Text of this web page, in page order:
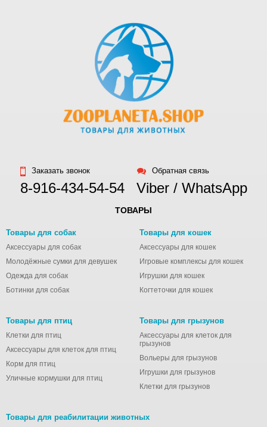
соответствующие
наградой фабрике из
свежих канадских
качества. Это значит,
что ваш пес будет
и прекрасной
формой.
Заказать звонок
8-916-434-54-54
Обратная связь
Viber / WhatsApp
ТОВАРЫ
Товары для собак
Аксессуары для собак
Молодёжные сумки для девушек
Одежда для собак
Ботинки для собак
Товары для кошек
Аксессуары для кошек
Игровые комплексы для кошек
Игрушки для кошек
Когтеточки для кошек
Товары для птиц
Клетки для птиц
Аксессуары для клеток для птиц
Корм для птиц
Уличные кормушки для птиц
Товары для грызунов
Аксессуары для клеток для
грызунов
Вольеры для грызунов
Игрушки для грызунов
Клетки для грызунов
Товары для реабилитации животных